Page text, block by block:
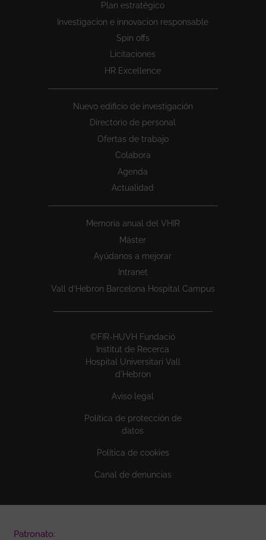
Plan estratégico
Investigacion e innovacion responsable
Spin offs
Licitaciones
HR Excellence
Nuevo edificio de investigación
Directorio de personal
Ofertas de trabajo
Colabora
Agenda
Actualidad
Memoria anual del VHIR
Máster
Ayúdanos a mejorar
Intranet
Vall d’Hebron Barcelona Hospital Campus
©FIR-HUVH Fundació
Institut de Recerca
Hospital Universitari Vall
d'Hebron
Aviso legal
Política de protección de
datos
Política de cookies
Canal de denuncias
Patronato: